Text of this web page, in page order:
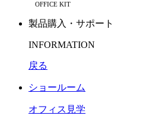
OFFICE KIT
製品購入・サポート
INFORMATION
戻る
ショールーム
オフィス見学